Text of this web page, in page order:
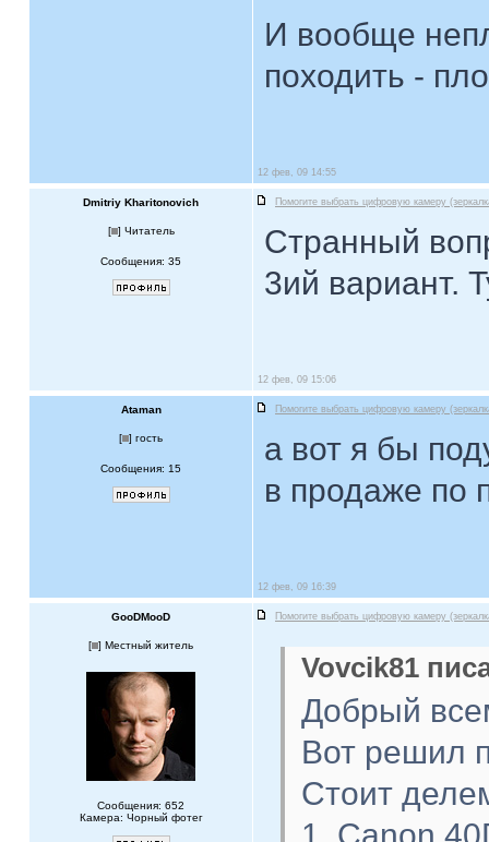
И вообще
походить -
12 фев, 09 14:55
Dmitriy Kharitonovich Помогите выбрать цифровую камеру
[ ] Читатель
Сообщения: 35
Странный
3ий вариант.
12 фев, 09 15:06
Ataman Помогите выбрать цифровую камеру
[ ] гость
Сообщения: 15
а вот я бы
в продаже по
12 фев, 09 16:39
GooDMooD Помогите выбрать цифровую камеру
[ ] Местный житель
Сообщения: 652
Камера: Чорный фотег
Vovcik81
Добрый
Вот решил
Стоит